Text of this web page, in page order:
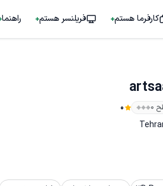
کارفرما هستم فریلنسر هستم راهنما
۰ 0